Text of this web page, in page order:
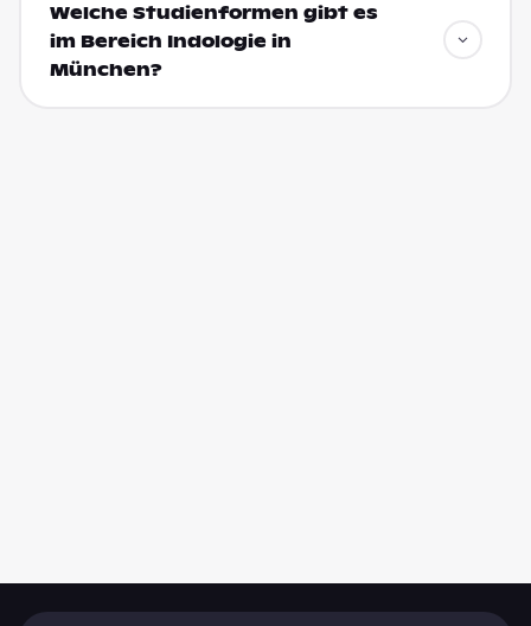
Welche Studienformen gibt es
im Bereich Indologie in
München?